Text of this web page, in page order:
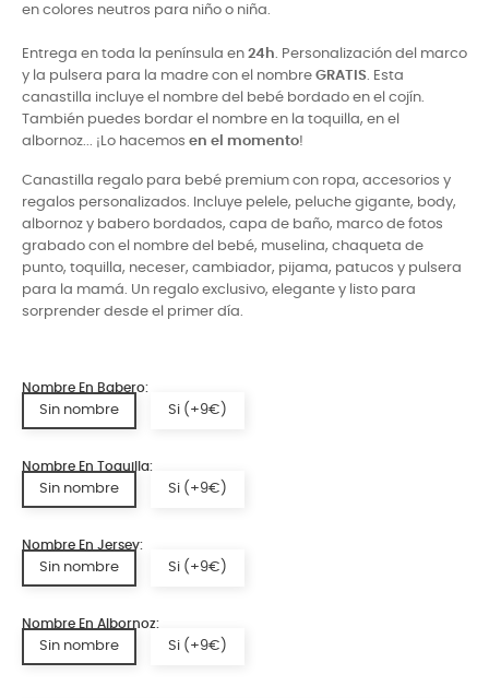
en colores neutros para niño o niña.
Entrega en toda la península en 24h. Personalización del marco
y la pulsera para la madre con el nombre GRATIS. Esta
canastilla incluye el nombre del bebé bordado en el cojín.
También puedes bordar el nombre en la toquilla, en el
albornoz... ¡Lo hacemos en el momento!
Canastilla regalo para bebé premium con ropa, accesorios y
regalos personalizados. Incluye pelele, peluche gigante, body,
albornoz y babero bordados, capa de baño, marco de fotos
grabado con el nombre del bebé, muselina, chaqueta de
punto, toquilla, neceser, cambiador, pijama, patucos y pulsera
para la mamá. Un regalo exclusivo, elegante y listo para
sorprender desde el primer día.
Nombre En Babero:
Sin nombre Si (+9€)
Nombre En Toquilla:
Sin nombre Si (+9€)
Nombre En Jersey:
Sin nombre Si (+9€)
Nombre En Albornoz:
Sin nombre Si (+9€)